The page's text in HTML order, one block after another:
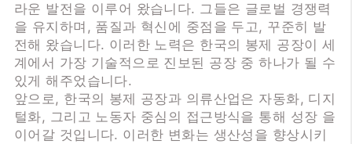
라운 발전을 이루어 왔습니다. 그들은 글로벌 경쟁력
을 유지하며, 품질과 혁신에 중점을 두고, 꾸준히 발
전해 왔습니다. 이러한 노력은 한국의 봉제 공장이 세
계에서 가장 기술적으로 진보된 공장 중 하나가 될 수
있게 해주었습니다.
앞으로, 한국의 봉제 공장과 의류산업은 자동화, 디지
털화, 그리고 노동자 중심의 접근방식을 통해 성장 을
이어갈 것입니다. 이러한 변화는 생산성을 향상시키